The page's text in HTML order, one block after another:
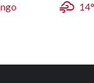
14°